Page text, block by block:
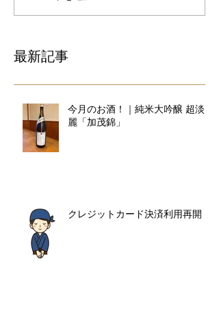
最新記事
今月のお酒！｜純米大吟醸 超淡
麗「加茂錦」
クレジットカード決済利用再開